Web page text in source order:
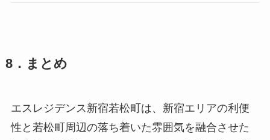
8．まとめ
エスレジデンス新宿若松町は、新宿エリアの利便
性と若松町周辺の落ち着いた雰囲気を融合させた